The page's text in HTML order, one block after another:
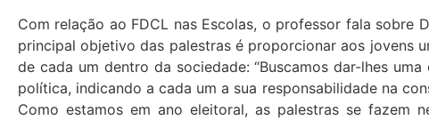
Com relação ao FDCL nas Escolas, o professor fala sobre
principal objetivo das palestras é proporcionar aos jovens
de cada um dentro da sociedade: “Buscamos dar-lhes
política, indicando a cada um a sua responsabilidade na
Como estamos em ano eleitoral, as palestras se fazem